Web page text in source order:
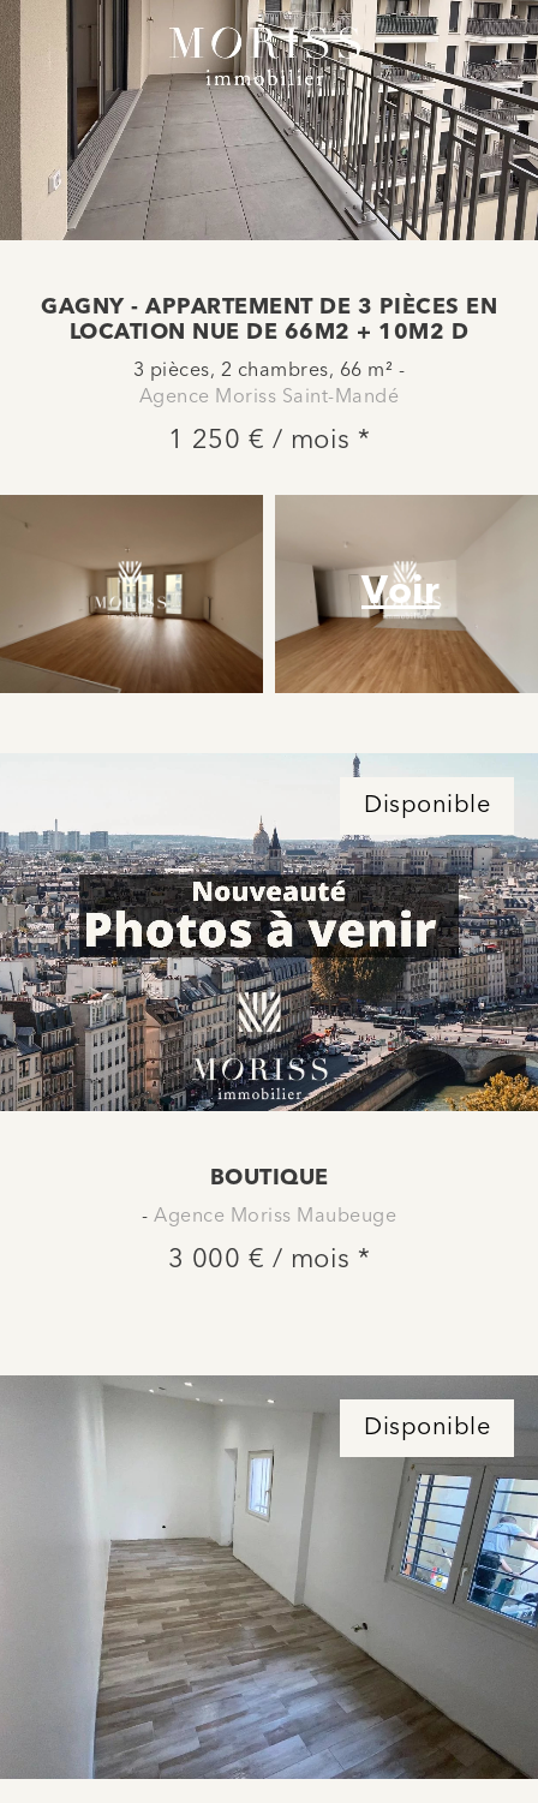
GAGNY - APPARTEMENT DE 3 PIÈCES EN
LOCATION NUE DE 66M2 + 10M2 D
3 pièces, 2 chambres, 66 m² -
Agence Moriss Saint-Mandé
1 250 € / mois *
Voir
Disponible
BOUTIQUE
- Agence Moriss Maubeuge
3 000 € / mois *
Disponible